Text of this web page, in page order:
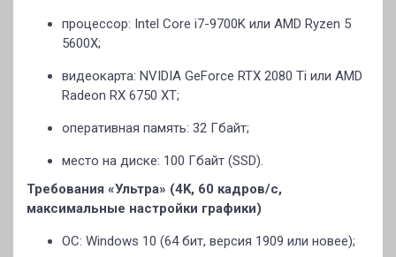
процессор: Intel Core i7-9700K или AMD Ryzen 5
5600X;
видеокарта: NVIDIA GeForce RTX 2080 Ti или AMD
Radeon RX 6750 XT;
оперативная память: 32 Гбайт;
место на диске: 100 Гбайт (SSD).
Требования «Ультра» (4K, 60 кадров/с,
максимальные настройки графики)
ОС: Windows 10 (64 бит, версия 1909 или новее);